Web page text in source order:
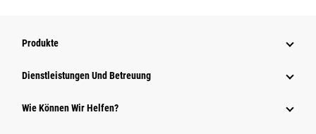
Produkte
Dienstleistungen Und Betreuung
Wie Können Wir Helfen?